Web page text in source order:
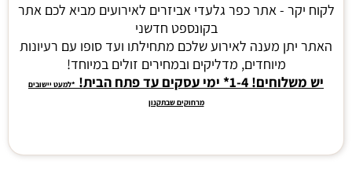
לקוח יקר - אתר כפר גלעדי אביזרים לאירועים מביא לכם אתר
בקונספט חדשני
האתר יתן מענה לאירוע שלכם מתחילתו ועד סופו עם רעיונות
מיוחדים, מדליקים ובמחירים זולים במיוחד!
יש משלוחים! 1-4* ימי עסקים עד פתח הבית!
*למעט יישובים
מרחוקים שבתקנון